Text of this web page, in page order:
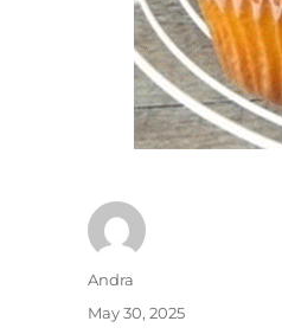
Author
Andra
Posted
May 30, 2025